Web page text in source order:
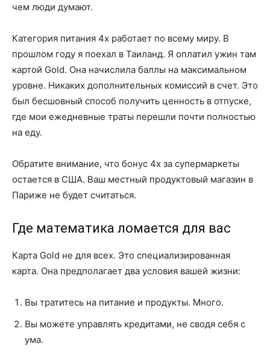
чем люди думают.
Категория питания 4x работает по всему миру. В
прошлом году я поехал в Таиланд. Я оплатил ужин там
картой Gold. Она начислила баллы на максимальном
уровне. Никаких дополнительных комиссий в счет. Это
был бесшовный способ получить ценность в отпуске,
где мои ежедневные траты перешли почти полностью
на еду.
Обратите внимание, что бонус 4x за супермаркеты
остается в США. Ваш местный продуктовый магазин в
Париже не будет считаться.
Где математика ломается для вас
Карта Gold не для всех. Это специализированная
карта. Она предполагает два условия вашей жизни:
Вы тратитесь на питание и продукты. Много.
Вы можете управлять кредитами, не сводя себя с
ума.